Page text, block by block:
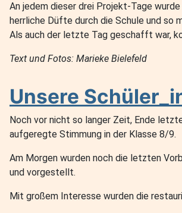
An jedem dieser drei Projekt-Tage
herrliche Düfte durch die Schule und so
Als auch der letzte Tag geschafft war,
Text und Fotos: Marieke Bielefeld
Unsere
Noch vor nicht so langer Zeit, Ende
aufgeregte Stimmung in der Klasse 8/9.
Am Morgen wurden noch die letzten
und vorgestellt.
Mit großem Interesse wurden die